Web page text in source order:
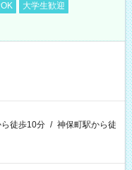
大学生歓迎
徒歩10分 / 神保町駅から徒